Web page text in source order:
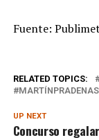
Fuente:
RELATED TOPICS:
MARTÍNPRADENAS
UP NEXT
Concurso